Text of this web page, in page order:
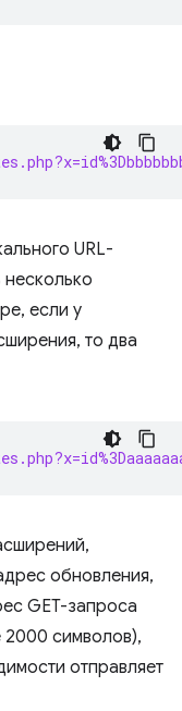
URL-
если у
то два
обновления,
GET-запроса
символов),
отправляет